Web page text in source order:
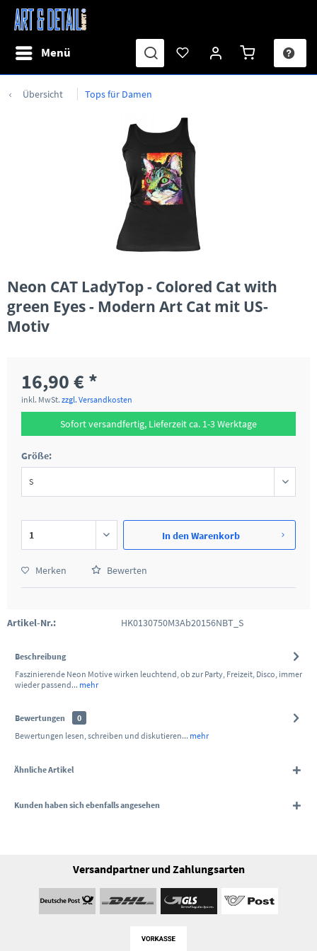
Menü
Übersicht Tops für Damen
Neon CAT LadyTop - Colored Cat with
green Eyes - Modern Art Cat mit US-
Motiv
16,90 € *
inkl. MwSt. zzgl. Versandkosten
Sofort versandfertig, Lieferzeit ca. 1-3 Werktage
Größe:
In denWarenkorb
Merken Bewerten
Artikel-Nr.: HK0130750M3Ab20156NBT_S
Beschreibung
Faszinierende Neon Motive wirken leuchtend, ob zur Party, Freizeit, Disco, immer
wieder passend... mehr
Bewertungen
0
Bewertungen lesen, schreiben und diskutieren... mehr
Ähnliche Artikel
Kunden haben sich ebenfalls angesehen
Versandpartner und Zahlungsarten